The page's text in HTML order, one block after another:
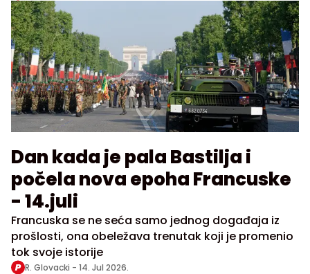
Dan kada je pala Bastilja i
počela nova epoha Francuske
- 14.juli
Francuska se ne seća samo jednog događaja iz
prošlosti, ona obeležava trenutak koji je promenio
tok svoje istorije
R. Glovacki - 14. Jul 2026.